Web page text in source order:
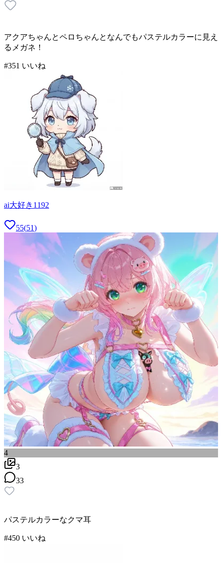
アクアちゃんとペロちゃんとなんでもパステルカラーに見え
るメガネ！
#351 いいね
ai大好き1192
55(51)
4
3
33
パステルカラーなクマ耳
#450 いいね